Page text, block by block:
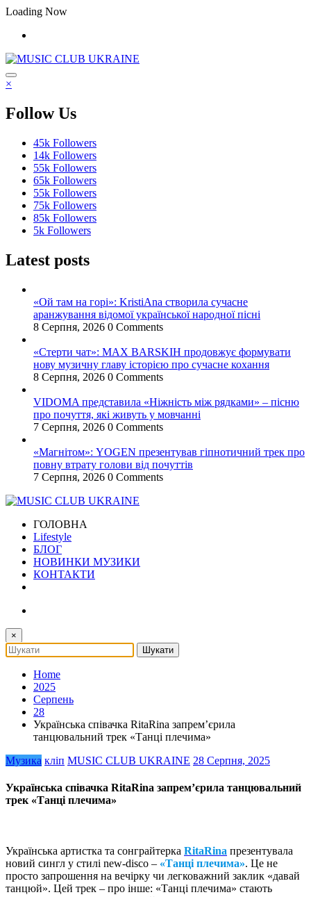
Перейти
контенту
Loading Now
×
Follow Us
45k Followers
14k Followers
55k Followers
65k Followers
55k Followers
75k Followers
85k Followers
5k Followers
Latest posts
«Ой там на горі»: KristiAna створила сучасне
аранжування відомої української народної пісні
8 Серпня, 2026 0 Comments
«Стерти чат»: MAX BARSKIH продовжує формувати
нову музичну главу історією про сучасне кохання
8 Серпня, 2026 0 Comments
VIDOMA представила «Ніжність між рядками» – пісню
про почуття, які живуть у мовчанні
7 Серпня, 2026 0 Comments
«Магнітом»: YOGEN презентував гіпнотичний трек про
повну втрату голови від почуттів
7 Серпня, 2026 0 Comments
ГОЛОВНА
Lifestyle
БЛОГ
НОВИНКИ МУЗИКИ
КОНТАКТИ
×
Home
2025
Серпень
28
Українська співачка RitaRina запрем’єрила
танцювальний трек «Танці плечима»
Музика кліп MUSIC CLUB UKRAINE 28 Серпня, 2025
Українська співачка RitaRina запрем’єрила танцювальний
трек «Танці плечима»
Українська артистка та сонграйтерка RitaRina презентувала
новий сингл у стилі new-disco – «Танці плечима». Це не
просто запрошення на вечірку чи легковажний заклик «давай
танцюй». Цей трек – про інше: «Танці плечима» стають